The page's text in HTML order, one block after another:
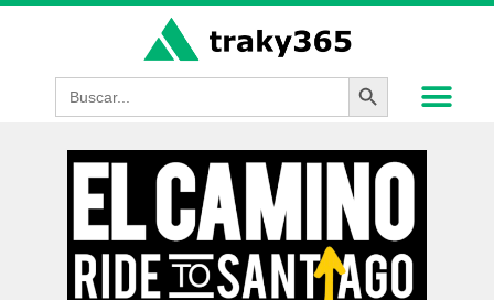
Buscar: Botón de